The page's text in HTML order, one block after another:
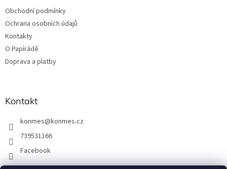
Obchodní podmínky
Ochrana osobních údajů
Kontakty
O Papírádě
Doprava a platby
Kontakt
konmes@konmes.cz
739531166
Facebook